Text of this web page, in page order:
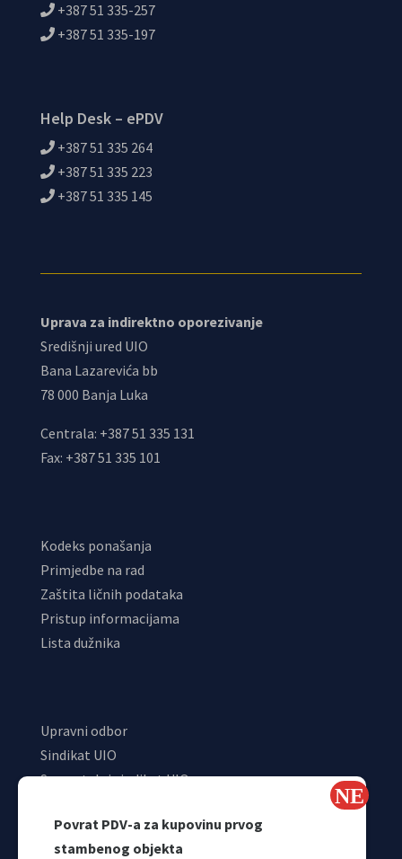
Povrat PDV-a za kupovinu prvog
stambenog objekta
+387 51 335-257
+387 51 335-197
Help Desk – ePDV
+387 51 335 264
+387 51 335 223
+387 51 335 145
Uprava za indirektno oporezivanje
Središnji ured UIO
Bana Lazarevića bb
78 000 Banja Luka
Centrala: +387 51 335 131
Fax: +387 51 335 101
Kodeks ponašanja
Primjedbe na rad
Zaštita ličnih podataka
Pristup informacijama
Lista dužnika
Upravni odbor
Sindikat UIO
Samostalni sindikat UIO
Odjeljenje za makroekonomsku analizu